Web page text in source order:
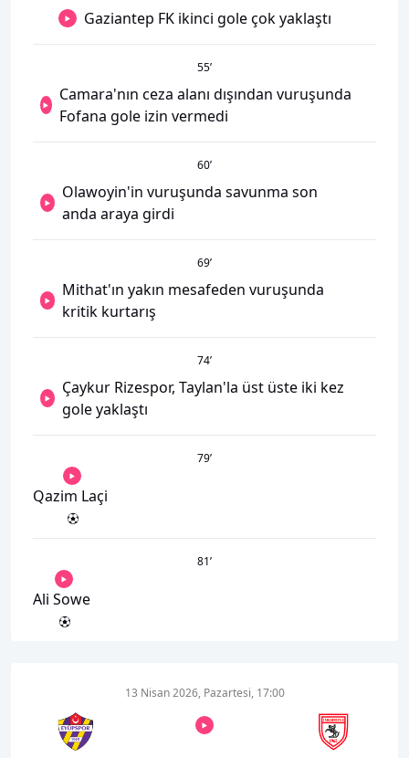
Gaziantep FK ikinci gole çok yaklaştı
55’
Camara'nın ceza alanı dışından vuruşunda
Fofana gole izin vermedi
60’
Olawoyin'in vuruşunda savunma son
anda araya girdi
69’
Mithat'ın yakın mesafeden vuruşunda
kritik kurtarış
74’
Çaykur Rizespor, Taylan'la üst üste iki kez
gole yaklaştı
79’
Qazim Laçi
81’
Ali Sowe
13 Nisan 2026, Pazartesi, 17:00